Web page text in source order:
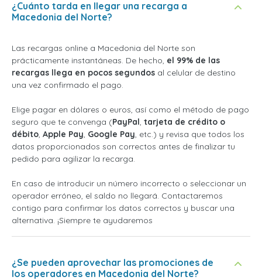
¿Cuánto tarda en llegar una recarga a
Macedonia del Norte?
Las recargas online a Macedonia del Norte son
prácticamente instantáneas. De hecho, el 99% de las
recargas llega en pocos segundos al celular de destino
una vez confirmado el pago.
Elige pagar en dólares o euros, así como el método de pago
seguro que te convenga (PayPal, tarjeta de crédito o
débito, Apple Pay, Google Pay, etc.) y revisa que todos los
datos proporcionados son correctos antes de finalizar tu
pedido para agilizar la recarga.
En caso de introducir un número incorrecto o seleccionar un
operador erróneo, el saldo no llegará. Contactaremos
contigo para confirmar los datos correctos y buscar una
alternativa. ¡Siempre te ayudaremos
¿Se pueden aprovechar las promociones de
los operadores en Macedonia del Norte?